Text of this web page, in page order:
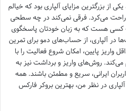
از بزرگترین مزایای آلپاری بود که خیالم
راحت می‌کرد. فرقی نمی‌کند در چه سطحی
کسی هست که به زبان خودتان پاسخگوی
در آلپاری، از حساب‌های دمو برای تمرین
واریز پایین، امکان شروع فعالیت را با
می‌کند. روش‌های واریز و برداشت نیز به
ایرانی، سریع و مطمئن باشند. همه
در نظر من، بهترین بروکر فارکس